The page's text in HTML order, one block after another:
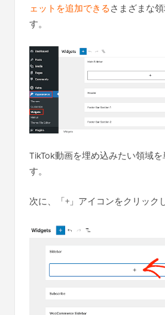
ェットを追加できるさまざまな
す。
TikTok動画を埋め込みたい領域
す。
次に、「+」アイコンをクリック